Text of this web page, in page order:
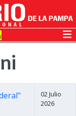
02 Julio
2026